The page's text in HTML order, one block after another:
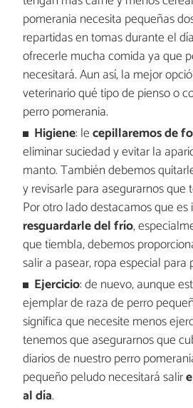
pomerania necesita pequeñas
repartidas en tomas durante el
ofrecerle mucha comida ya que
necesitará. Aun así, la mejor
veterinario qué tipo de pienso o
perro pomerania.
Higiene: lecepillaremos de
eliminar suciedad y evitar la
manto. También debemos
y revisarle para asegurarnos que
Por otro lado destacamos que
resguardarle del frío,
que tiembla, debemos
salir a pasear, ropa especial para
Ejercicio: de nuevo, aunque
ejemplar de raza de perro
significa que necesite menos
tenemos que asegurarnos que
diarios de nuestro perro
pequeño peludo necesitará salir
al día.